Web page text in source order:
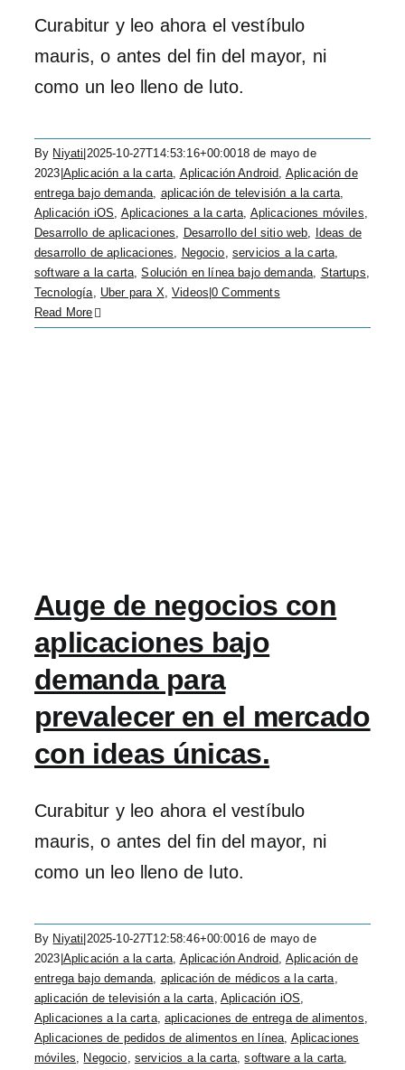
Curabitur y leo ahora el vestíbulo
mauris, o antes del fin del mayor, ni
como un leo lleno de luto.
By Niyati 2025-10-27T14:53:16+00:0018 de mayo de
2023 Aplicación a la carta, Aplicación Android, Aplicación de
entrega bajo demanda, aplicación de televisión a la carta,
Aplicación iOS, Aplicaciones a la carta, Aplicaciones móviles,
Desarrollo de aplicaciones, Desarrollo del sitio web,
Ideas de
desarrollo de aplicaciones, Negocio, servicios a la carta,
software a la carta,Solución en línea bajo demanda, Startups,
Tecnología, Uber para X,Videos |0 Comments
Read More
Auge de negocios con
aplicaciones bajo
demanda para
prevalecer en el mercado
con ideas únicas.
Curabitur y leo ahora el vestíbulo
mauris, o antes del fin del mayor, ni
como un leo lleno de luto.
By Niyati 2025-10-27T12:58:46+00:0016 de mayo de
2023 Aplicación a la carta, Aplicación Android, Aplicación de
entrega bajo demanda, aplicación de médicos a la carta,
aplicación de televisión a la carta, Aplicación iOS,
Aplicaciones a la carta,aplicaciones de entrega de alimentos,
Aplicaciones de pedidos de alimentos en línea, Aplicaciones
móviles, Negocio, servicios a la carta,software a la carta,